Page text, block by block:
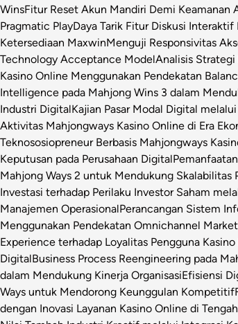
WinsFitur Reset Akun Mandiri Demi Keamanan
Pragmatic PlayDaya Tarik Fitur Diskusi Interaktif
Ketersediaan MaxwinMenguji Responsivitas
Technology Acceptance ModelAnalisis
Kasino Online Menggunakan Pendekatan
Intelligence pada Mahjong Wins 3 dalam
Industri DigitalKajian Pasar Modal Digital
Aktivitas Mahjongways Kasino Online di Era
Teknososiopreneur Berbasis Mahjongways
Keputusan pada Perusahaan Digital
Mahjong Ways 2 untuk Mendukung Skalabilitas
Investasi terhadap Perilaku Investor Saham
Manajemen OperasionalPerancangan Sistem
Menggunakan Pendekatan Omnichannel
Experience terhadap Loyalitas Pengguna
DigitalBusiness Process Reengineering pada
dalam Mendukung Kinerja OrganisasiEfisiensi
Ways untuk Mendorong Keunggulan Kompetitif
dengan Inovasi Layanan Kasino Online di